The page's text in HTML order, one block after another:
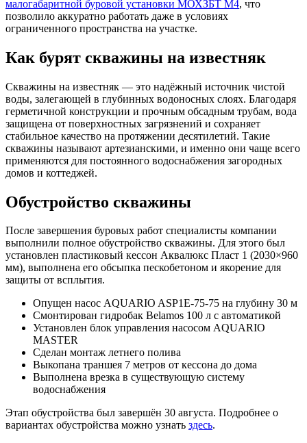
малогабаритной буровой установки МОХЗБТ М4, что
позволило аккуратно работать даже в условиях
ограниченного пространства на участке.
Как бурят скважины на известняк
Скважины на известняк — это надёжный источник чистой
воды, залегающей в глубинных водоносных слоях. Благодаря
герметичной конструкции и прочным обсадным трубам, вода
защищена от поверхностных загрязнений и сохраняет
стабильное качество на протяжении десятилетий. Такие
скважины называют артезианскими, и именно они чаще всего
применяются для постоянного водоснабжения загородных
домов и коттеджей.
Обустройство скважины
После завершения буровых работ специалисты компании
выполнили полное обустройство скважины. Для этого был
установлен пластиковый кессон Аквалюкс Пласт 1 (2030×960
мм), выполнена его обсыпка пескобетоном и якорение для
защиты от всплытия.
Опущен насос AQUARIO ASP1E-75-75 на глубину 30 м
Смонтирован гидробак Belamos 100 л с автоматикой
Установлен блок управления насосом AQUARIO
MASTER
Сделан монтаж летнего полива
Выкопана траншея 7 метров от кессона до дома
Выполнена врезка в существующую систему
водоснабжения
Этап обустройства был завершён 30 августа. Подробнее о
вариантах обустройства можно узнать здесь.